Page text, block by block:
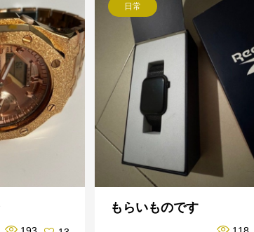
日常
もらいものです